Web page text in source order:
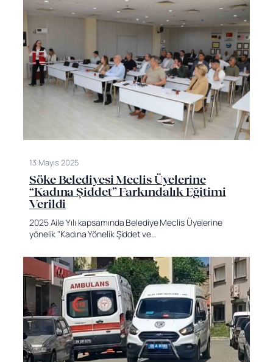
13 Mayıs 2025
Söke Belediyesi Meclis Üyelerine
“Kadına Şiddet” Farkındalık Eğitimi
Verildi
2025 Aile Yılı kapsamında Belediye Meclis Üyelerine
yönelik "Kadına Yönelik Şiddet ve…